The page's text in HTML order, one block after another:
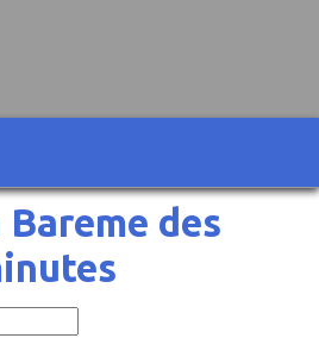
des